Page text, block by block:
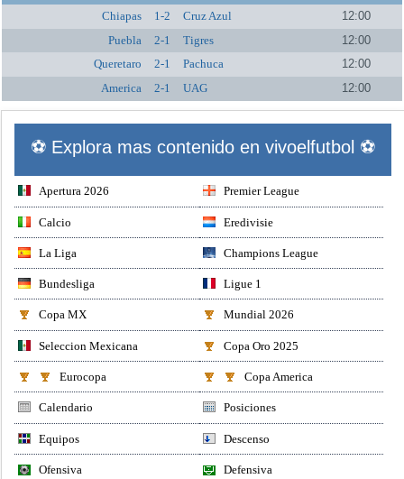
Chiapas
1-2 Cruz Azul
12:00
Puebla
2-1 Tigres
12:00
Queretaro
2-1 Pachuca
12:00
America
2-1 UAG 12:00
⚽ Explora mas contenido en vivoelfutbol ⚽
Apertura 2026 Premier League
Calcio Eredivisie
La Liga Champions League
Bundesliga Ligue 1
Copa MX Mundial 2026
Seleccion Mexicana Copa Oro 2025
Eurocopa Copa America
Calendario Posiciones
Equipos Descenso
Ofensiva Defensiva